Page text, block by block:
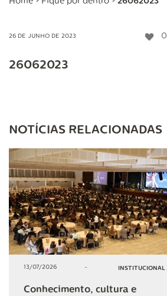
26 DE JUNHO DE 2023 0
26062023
NOTÍCIAS RELACIONADAS
13/07/2026 - INSTITUCIONAL
Conhecimento, cultura e